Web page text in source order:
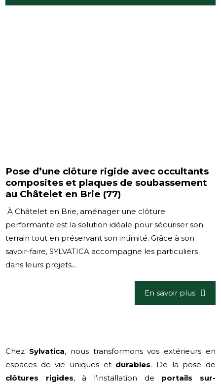
Pose d’une clôture rigide avec occultants
composites et plaques de soubassement
au Châtelet en Brie (77)
À Châtelet en Brie, aménager une clôture
performante est la solution idéale pour sécuriser son
terrain tout en préservant son intimité. Grâce à son
savoir-faire, SYLVATICA accompagne les particuliers
dans leurs projets...
En savoir plus
Chez Sylvatica, nous transformons vos extérieurs en
espaces de vie uniques et durables. De la pose de
clôtures rigides, à l’installation de portails sur-